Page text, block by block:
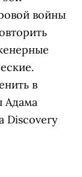
войны
в
Адама
Discovery